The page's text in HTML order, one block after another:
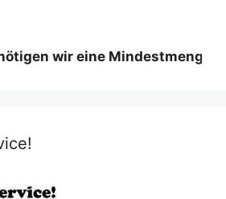
Mindestmenge diese